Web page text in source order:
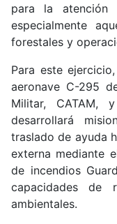
para la atención
especialmente
forestales y
Para este
aeronave C-295
Militar, CATAM,
desarrollará
traslado de ayuda
externa mediante
de incendios
capacidades de
ambientales.